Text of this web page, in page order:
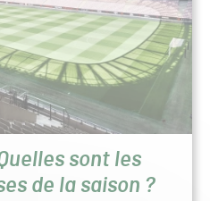
sont les
de la saison ?